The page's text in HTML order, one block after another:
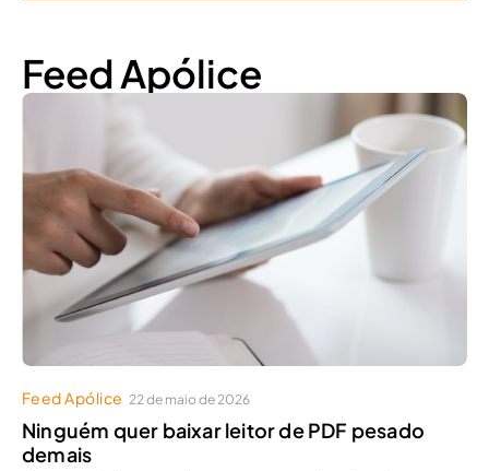
Feed Apólice
Feed Apólice 22 de maio de 2026
Ninguém quer baixar leitor de PDF pesado
demais